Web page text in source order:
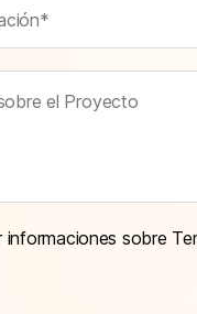
informaciones sobre